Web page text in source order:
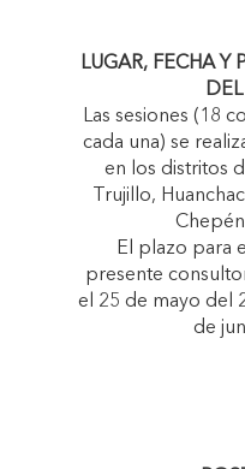
LUGAR, FECHA Y
Las sesiones (18
cada una) se
en los distritos
Trujillo,
Chepén
El plazo para
presente
el 25 de mayo del
de